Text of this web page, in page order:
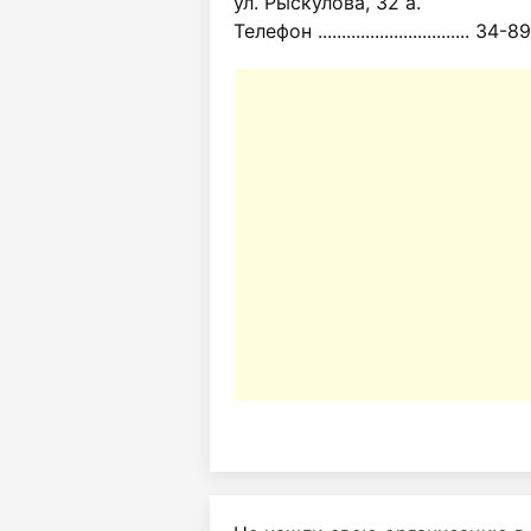
Телефон ................................ 34-